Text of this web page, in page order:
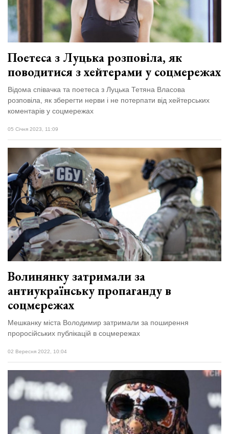
залишив у
Луцьку
три...
27 Липня 2026
744 переглядів
Персона
Лайф
Контакти
Політика конфіденційності
Поетеса з Луцька розповіла, як
поводитися з хейтерами у соцмережах
Відома співачка та поетеса з Луцька Тетяна Власова
розповіла, як зберегти нерви і не потерпати від хейтерських
коментарів у соцмережах
05 Січня 2023, 11:09
Волинянку затримали за
антиукраїнську пропаганду в
соцмережах
Мешканку міста Володимир затримали за поширення
проросійських публікацій в соцмережах
02 Вересня 2022, 10:04